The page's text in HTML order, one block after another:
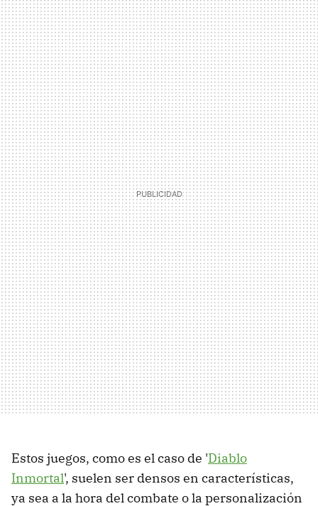
Estos juegos, como es el caso de 'Diablo
Inmortal', suelen ser densos en características,
ya sea a la hora del combate o la personalización